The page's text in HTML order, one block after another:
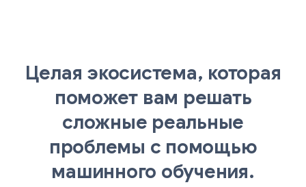
Целая экосистема, которая
поможет вам решать
сложные реальные
проблемы с помощью
машинного обучения.